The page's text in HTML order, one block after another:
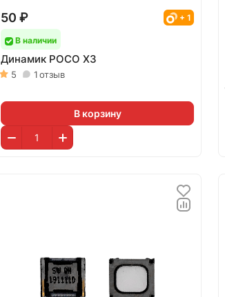
50 ₽ + 1
В наличии
Динамик POCO X3
5 1отзыв
В корзину